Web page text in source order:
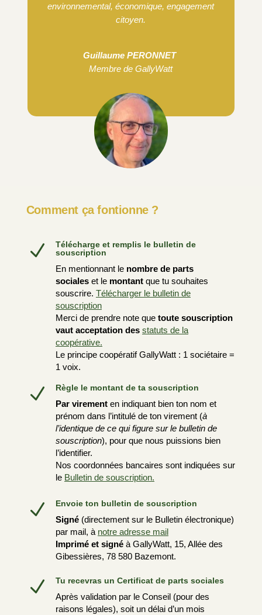
environnemental, économique, engagement
citoyen.
Guillaume PERONNET
Membre de GallyWatt
Comment ça fontionne ?
N
Télécharge et remplis le bulletin de
souscription
En mentionnant le nombre de parts
socialeset le montantque tu souhaites
souscrire. Télécharger le bulletin de
souscription
Merci de prendre note que toute souscription
vaut acceptation des statuts de la
coopérative.
Le principe coopératif GallyWatt : 1 sociétaire =
1 voix.
N Règle le montant de ta souscription
Par virementen indiquant bien ton nom et
prénom dans l’intitulé de ton virement (à
l’identique de ce qui figure sur le bulletin de
souscription), pour que nous puissions bien
l’identifier.
Nos coordonnées bancaires sont indiquées sur
le Bulletin de souscription.
N Envoie ton bulletin de souscription
Signé(directement sur le Bulletin électronique)
par mail, à notre adresse mail
Imprimé et signé à GallyWatt, 15, Allée des
Gibessières, 78 580 Bazemont.
N Tu recevras un Certificat de parts sociales
Après validation par le Conseil (pour des
raisons légales), soit un délai d’un mois